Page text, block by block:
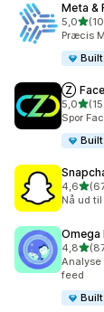
Meta &
5,0ud af
104
Præcis
Ⓩ
5,0ud af
159
Spor
4,6ud
670
Nå ud
Omega
4,8ud
877
Analyse
feed